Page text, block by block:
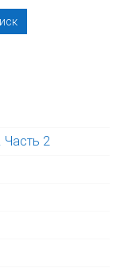
Часть 2